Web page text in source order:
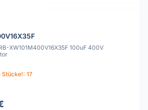
XW101M400V16X35F 100uF 400V
Stücke!: 17